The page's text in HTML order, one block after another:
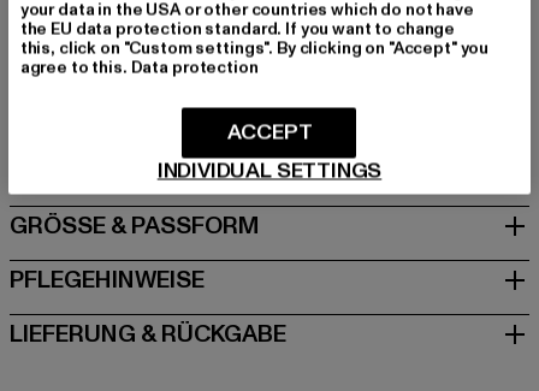
Art.Nr: TB4379-00007
Hersteller: TB International GmbH |
Dr.-Robert-Murjahn-Straße 7 | 64372 Ober-Ramstadt |
GRÖSSE & PASSFORM
PFLEGEHINWEISE
LIEFERUNG & RÜCKGABE
your data in the USA or other countries which do not have
the EU data protection standard. If you want to change
this, click on "Custom settings". By clicking on "Accept" you
agree to this. Data protection
INDIVIDUAL SETTINGS
ACCEPT